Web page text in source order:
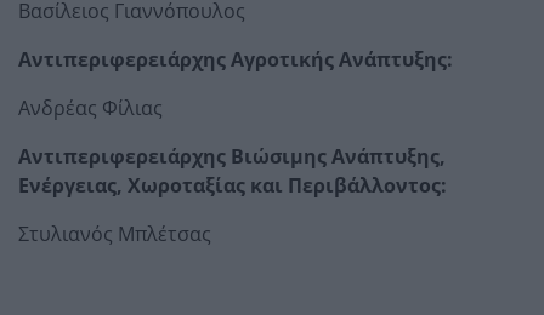
Βασίλειος Γιαννόπουλος
Αντιπεριφερειάρχης Αγροτικής Ανάπτυξης:
Ανδρέας Φίλιας
Αντιπεριφερειάρχης Βιώσιμης Ανάπτυξης,
Ενέργειας, Χωροταξίας και Περιβάλλοντος:
Στυλιανός Μπλέτσας